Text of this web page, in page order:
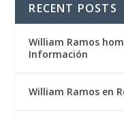
RECENT POSTS
William Ramos
Información
William Ramos en